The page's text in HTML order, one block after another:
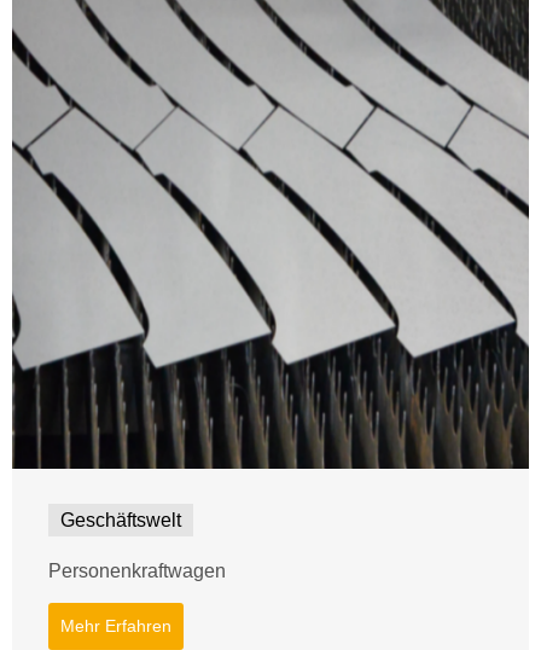
Geschäftswelt
Personenkraftwagen
Mehr Erfahren